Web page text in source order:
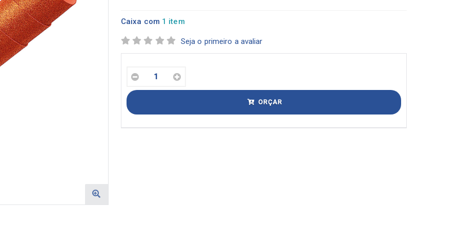
Caixa com 1 item
Seja o primeiro a avaliar
ORÇAR